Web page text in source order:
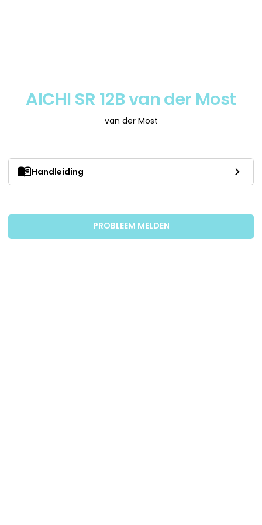
AICHI SR 12B van der Most
van der Most
Handleiding
PROBLEEM MELDEN